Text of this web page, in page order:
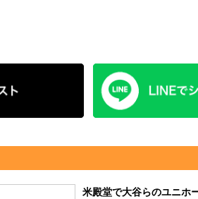
米殿堂で大谷らのユニホ